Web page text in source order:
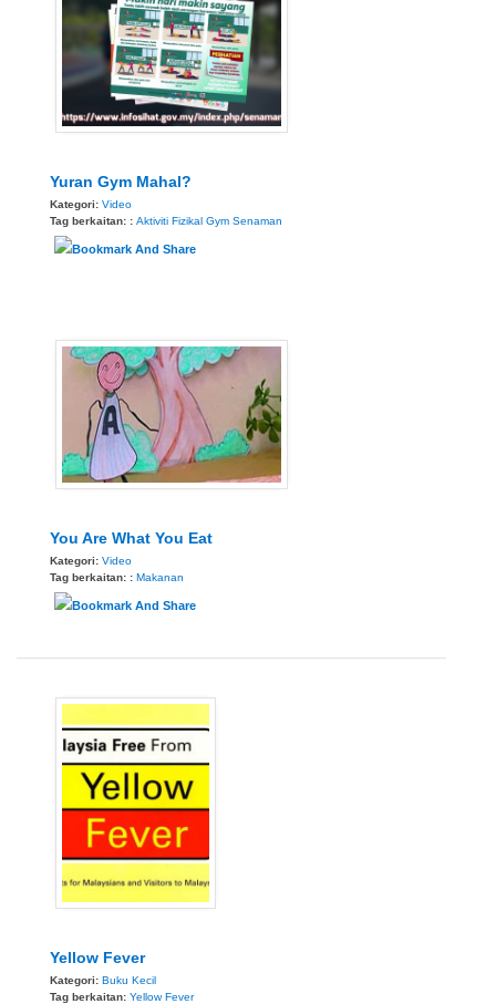
Yuran Gym Mahal?
Kategori: Video
Tag berkaitan: : Aktiviti Fizikal Gym Senaman
You Are What You Eat
Kategori: Video
Tag berkaitan: : Makanan
Yellow Fever
Kategori: Buku Kecil
Tag berkaitan: Yellow Fever